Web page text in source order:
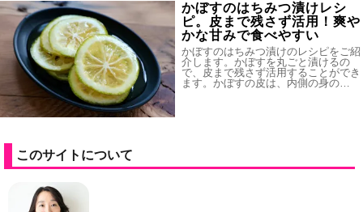
かぼすのはちみつ漬けレシ
ピ。皮まで残さず活用！爽や
かな甘みで食べやすい
かぼすのはちみつ漬けのレシピをご紹
介します。かぼすを丸ごと漬けるの
で、皮まで残さず活用することができ
ます。かぼすの皮は、内側の身の…
このサイトについて